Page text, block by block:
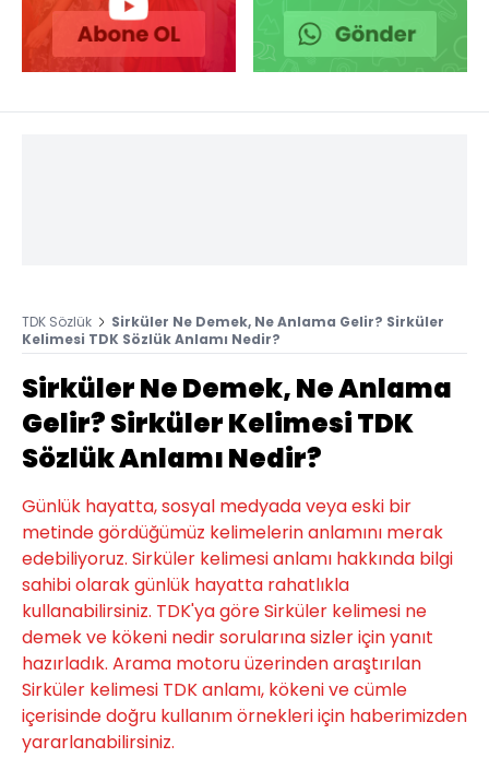
TDK Sözlük
Sirküler Ne Demek, Ne Anlama Gelir? Sirküler
Kelimesi TDK Sözlük Anlamı Nedir?
Sirküler Ne Demek, Ne Anlama
Gelir? Sirküler Kelimesi TDK
Sözlük Anlamı Nedir?
Günlük hayatta, sosyal medyada veya eski bir
metinde gördüğümüz kelimelerin anlamını merak
edebiliyoruz. Sirküler kelimesi anlamı hakkında bilgi
sahibi olarak günlük hayatta rahatlıkla
kullanabilirsiniz. TDK'ya göre Sirküler kelimesi ne
demek ve kökeni nedir sorularına sizler için yanıt
hazırladık. Arama motoru üzerinden araştırılan
Sirküler kelimesi TDK anlamı, kökeni ve cümle
içerisinde doğru kullanım örnekleri için haberimizden
yararlanabilirsiniz.